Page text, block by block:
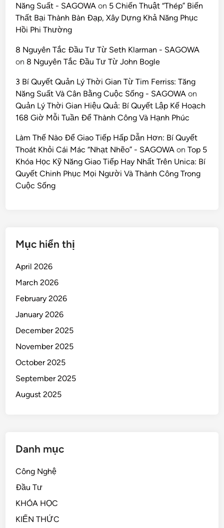
Năng Suất - SAGOWA on 5 Chiến Thuật “Thép” Biến
Thất Bại Thành Bàn Đạp, Xây Dựng Khả Năng Phục
Hồi Phi Thường
8 Nguyên Tắc Đầu Tư Từ Seth Klarman - SAGOWA
on 8 Nguyên Tắc Đầu Tư Từ John Bogle
3 Bí Quyết Quản Lý Thời Gian Từ Tim Ferriss: Tăng
Năng Suất Và Cân Bằng Cuộc Sống - SAGOWA on
Quản Lý Thời Gian Hiệu Quả: Bí Quyết Lập Kế Hoạch
168 Giờ Mỗi Tuần Để Thành Công Và Hạnh Phúc
Làm Thế Nào Để Giao Tiếp Hấp Dẫn Hơn: Bí Quyết
Thoát Khỏi Cái Mác “Nhạt Nhẽo” - SAGOWA onTop 5
Khóa Học Kỹ Năng Giao Tiếp Hay Nhất Trên Unica: Bí
Quyết Chinh Phục Mọi Người Và Thành Công Trong
Cuộc Sống
Mục hiển thị
April 2026
March 2026
February 2026
January 2026
December 2025
November 2025
October 2025
September 2025
August 2025
Danh mục
Công Nghệ
Đầu Tư
KHÓA HỌC
KIẾN THỨC